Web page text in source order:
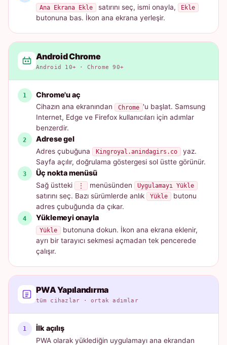
Ana Ekrana Ekle satırını seç, ismi onayla, Ekle
butonuna bas. İkon ana ekrana yerleşir.
Android Chrome
Android 10+ · Chrome 90+
Chrome'u aç
Cihazın ana ekranından Chrome 'u başlat. Samsung
Internet, Edge ve Firefox kullanıcıları için adımlar
benzerdir.
Adrese gel
Adres çubuğuna Kingroyal.anindagirs.co
yaz.
Sayfa açılır, doğrulama göstergesi sol üstte görünür.
Üç nokta menüsü
Sağ üstteki ⋮ menüsünden Uygulamayı Yükle
satırını seç. Bazı sürümlerde anlık Yükle
butonu
adres çubuğunda da çıkar.
Yüklemeyi onayla
Yükle
butonuna dokun. İkon ana ekrana eklenir,
ayrı bir tarayıcı sekmesi açmadan tek pencerede
çalışır.
PWA Yapılandırma
tüm cihazlar · ortak adımlar
İlk açılış
PWA olarak yüklediğin uygulamayı ana ekrandan